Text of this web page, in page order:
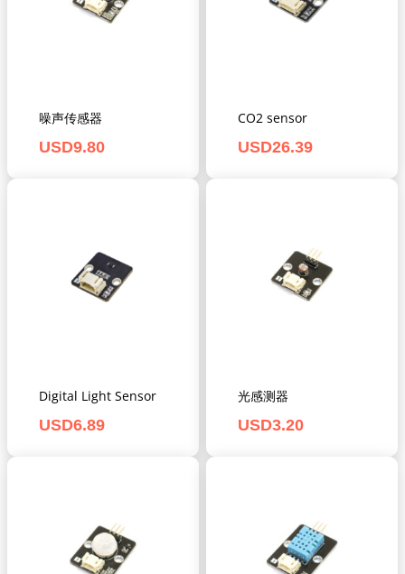
噪声传感器
USD9.80
CO2 sensor
USD26.39
Digital Light Sensor
USD6.89
光感测器
USD3.20